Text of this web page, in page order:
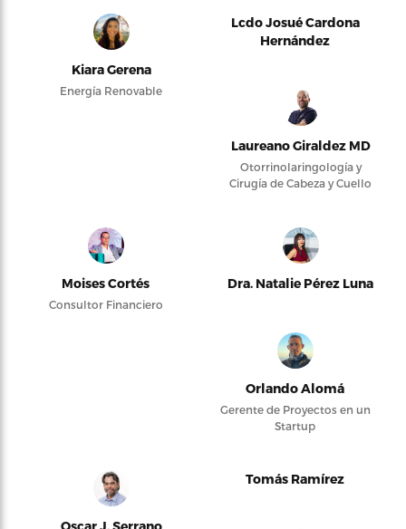
Kiara Gerena
Energía Renovable
Lcdo Josué Cardona
Hernández
Laureano Giraldez MD
Otorrinolaringología y
Cirugía de Cabeza y Cuello
Moises Cortés
Consultor Financiero
Dra. Natalie Pérez Luna
Orlando Alomá
Gerente de Proyectos en un
Startup
Oscar J. Serrano
Tomás Ramírez